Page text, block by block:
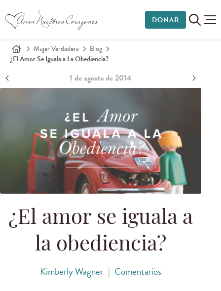
DONAR
Mujer Verdadera
Blog
¿El Amor Se Iguala a La Obediencia?
1 de agosto de 2014
¿El amor se iguala a
la obediencia?
Kimberly Wagner | Comentarios